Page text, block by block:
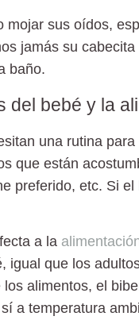
mojar sus oídos,
jamás su
baño.
del bebé y la
una rutina
que están
preferido, etc. Si
a la
igual que los
alimentos, el
a temperatura